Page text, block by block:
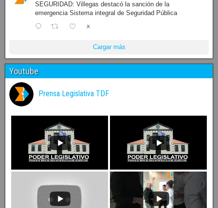
SEGURIDAD: Villegas destacó la sanción de la
emergencia Sistema integral de Seguridad Pública
X
Cargar más
Youtube
Prensa Legislativa TDF